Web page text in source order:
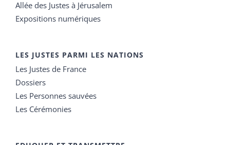
Allée des Justes à Jérusalem
Expositions numériques
LES JUSTES PARMI LES NATIONS
Les Justes de France
Dossiers
Les Personnes sauvées
Les Cérémonies